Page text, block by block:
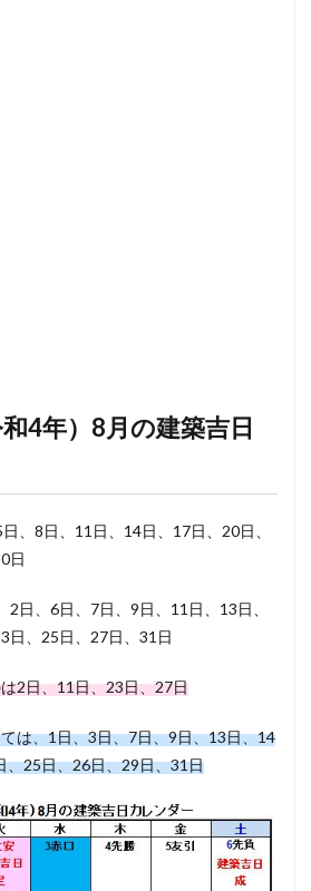
4年）8月の建築吉日
、8日、11日、14日、17日、20日、
日
2日、6日、7日、9日、11日、13日、
日、25日、27日、31日
2日、11日、23日、27日
は、1日、3日、7日、9日、13日、14
、25日、26日、29日、31日